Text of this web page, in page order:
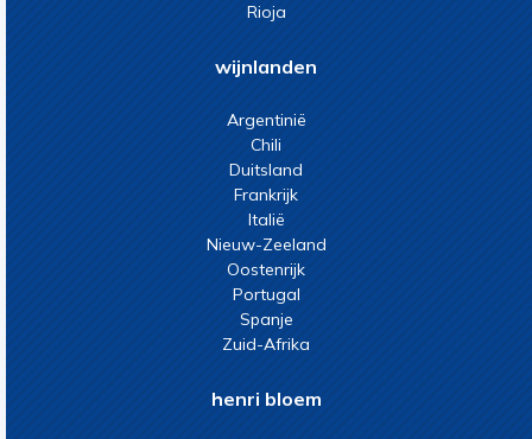
Rioja
wijnlanden
Argentinië
Chili
Duitsland
Frankrijk
Italië
Nieuw-Zeeland
Oostenrijk
Portugal
Spanje
Zuid-Afrika
henri bloem